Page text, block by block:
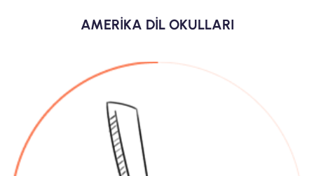
AMERİKA DİL OKULLARI